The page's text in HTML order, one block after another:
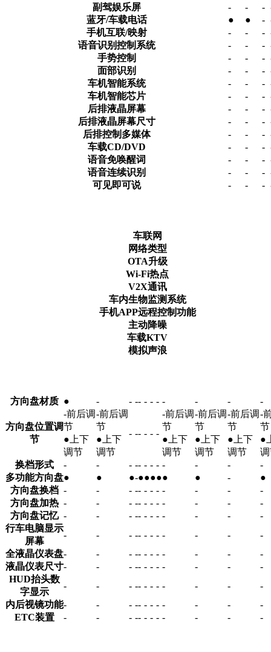
副驾娱乐屏
- - -
蓝牙/车载电话
● ● -
手机互联/映射
- - -
语音识别控制系统
- - -
手势控制
- - -
面部识别
- - -
车机智能系统
- - -
车机智能芯片
- - -
后排液晶屏幕
- - -
后排液晶屏幕尺寸
- - -
后排控制多媒体
- - -
车载CD/DVD
- - -
语音免唤醒词
- - -
语音连续识别
- - -
可见即可说
- - -
车联网
网络类型
OTA升级
Wi-Fi热点
V2X通讯
车内生物监测系统
手机APP远程控制功能
主动降噪
车载KTV
模拟声浪
方向盘材质 ● - - -- - - - - - - -
方向盘位置调
节
-前后调
节
●上下
调节
-前后调
节
●上下
调节
- -- - - -
-前后调
节
●上下
调节
-前后调
节
●上下
调节
-前后调
节
●上下
调节
-
节
●
换档形式
- - - -- - - - - - -
-
多功能方向盘● ● ●-●●●●● ● -
●
方向盘换档 - - - -- - - - - - -
-
方向盘加热 - - - -- - - - - - -
-
方向盘记忆 - - - -- - - - - - -
-
行车电脑显示
屏幕
- - - -- - - - - - -
-
全液晶仪表盘- - - -- - - - - - -
-
液晶仪表尺寸- - - -- - - - - - -
-
HUD抬头数
字显示
- - - -- - - - - - -
-
内后视镜功能- - - -- - - - - - -
-
ETC装置
- - - -- - - - - - - -